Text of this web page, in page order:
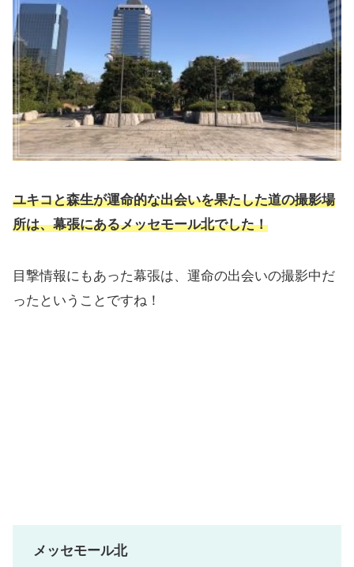
ユキコと森生が運命的な出会いを果たした道の撮影場
所は、幕張にあるメッセモール北でした！
目撃情報にもあった幕張は、運命の出会いの撮影中だ
ったということですね！
メッセモール北